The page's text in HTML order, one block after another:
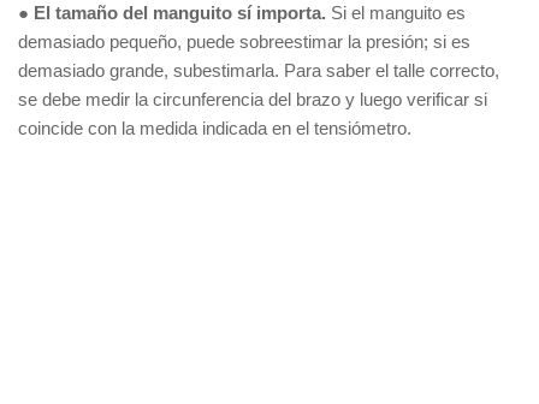
● El tamaño del manguito sí importa. Si el manguito es
demasiado pequeño, puede sobreestimar la presión; si es
demasiado grande, subestimarla. Para saber el talle correcto,
se debe medir la circunferencia del brazo y luego verificar si
coincide con la medida indicada en el tensiómetro.